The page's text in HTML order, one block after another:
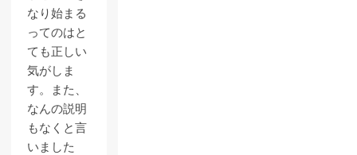
なり始まる
ってのはと
ても正しい
気がしま
す。また、
なんの説明
もなくと言
いました